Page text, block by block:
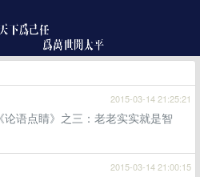
2015-03-14 21:25:21
论语点睛》之三：老老实实就是智
2015-03-14 21:00:15